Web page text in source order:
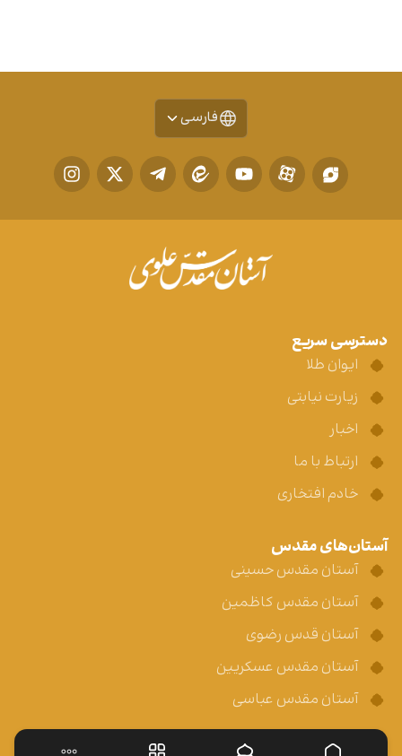
فارسی
دسترسی سریع
ایوان طلا
زیارت نیابتی
اخبار
ارتباط با ما
خادم افتخاری
آستان‌های مقدس
آستان مقدس حسینی
آستان مقدس کاظمین
آستان قدس رضوی
آستان مقدس عسکریین
آستان مقدس عباسی